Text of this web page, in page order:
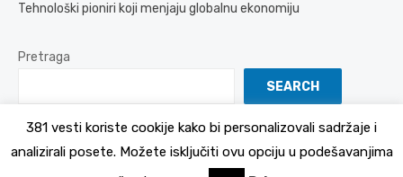
Tehnološki pioniri koji menjaju globalnu ekonomiju
Pretraga
SEARCH
Politika Privatnosti
381 vesti koriste cookije kako bi personalizovali sadržaje i
analizirali posete. Možete isključiti ovu opciju u podešavanjima